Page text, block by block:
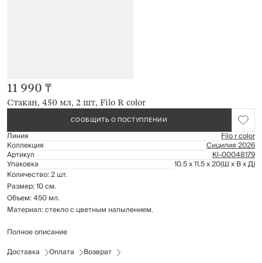
Стакан, 450 мл, 2 шт, Filo R color
11 990 ₸
СООБЩИТЬ О ПОСТУПЛЕНИИ
Линия Filo r color
Коллекция Сицилия 2026
Артикул Kl-00048179
Упаковка 10.5 x 11.5 x 20(Ш x В x Д)
Количество: 2 шт.
Размер: 10 см.
Объем: 450 мл.
Материал: стекло с цветным напылением.
Рекомендации по уходу:
не использовать для ухода абразивные чистящие средства и
Полное описание
Доставка
Оплата Возврат